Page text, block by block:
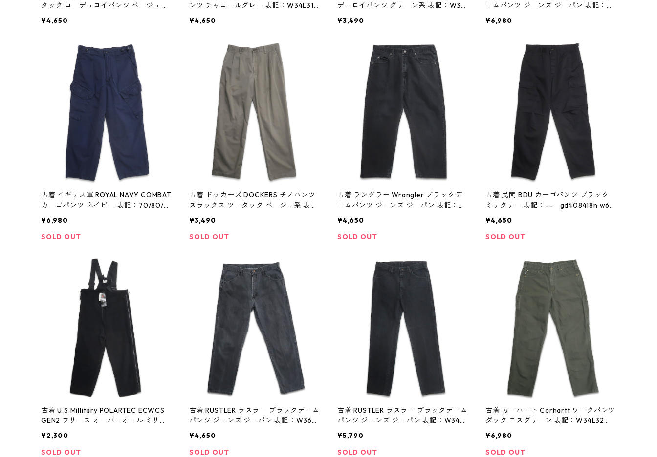
タック コーデュロイパンツ ベージュ 表
¥4,650
ンツ チャコールグレー 表記：W34L31
¥4,650
デュロイパンツ グリーン系 表記：W34
¥3,490
ニムパンツ ジーンズ ジーパン 表記：W
¥6,980
古着 イギリス軍 ROYAL NAVY COMBAT
カーゴパンツ ネイビー 表記：70/80/9
¥6,980
SOLD OUT
古着 ドッカーズ DOCKERS チノパンツ
スラックス ツータック ベージュ系 表
¥3,490
SOLD OUT
古着 ラングラー Wrangler ブラックデ
ニムパンツ ジーンズ ジーパン 表記：W
¥4,650
SOLD OUT
古着 民間 BDU カーゴパンツ ブラック
ミリタリー 表記：-- gd408418n w60
¥4,650
SOLD OUT
古着 U.S.Millitary POLARTEC ECWCS
GEN2 フリース オーバーオール ミリタ
n w60116
¥2,300
SOLD OUT
古着 RUSTLER ラスラー ブラックデニム
パンツ ジーンズ ジーパン 表記：W36L
¥4,650
SOLD OUT
古着 RUSTLER ラスラー ブラックデニム
パンツ ジーンズ ジーパン 表記：W34L
¥5,790
SOLD OUT
古着 カーハート Carhartt ワークパンツ
ダック モスグリーン 表記：W34L32 g
¥6,980
SOLD OUT